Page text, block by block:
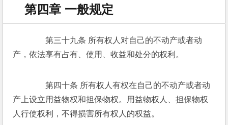
第四章 一般规定
第三十九条 所有权人对自己的不动产或者动
产，依法享有占有、使用、收益和处分的权利。
第四十条 所有权人有权在自己的不动产或者动
产上设立用益物权和担保物权。用益物权人、担保物权
人行使权利，不得损害所有权人的权益。